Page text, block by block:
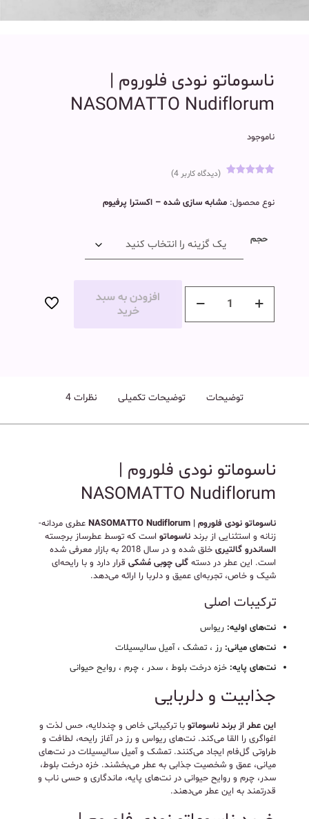
ناسوماتو نودی فلوروم |
NASOMATTO Nudiflorum
ناموجود
مشتری
(دیدگاه کاربر4
)
نوع محصول: مشابه سازی شده – اکسترا پرفیوم
حجم
افزودن به سبد
خرید
توضیحات توضیحات تکمیلی نظرات 4
ناسوماتو نودی فلوروم |
NASOMATTO Nudiflorum
ناسوماتو نودی فلوروم | NASOMATTO Nudiflorum
عطری مردانه-
زنانه و استثنایی از برندناسوماتو است که توسط عطرساز برجسته
الساندرو گالتیری
خلق شده و در سال 2018 به بازار معرفی شده
است. این عطر در دستهگلی چوبی مُشکی قرار دارد و با رایحه‌ای
شیک و خاص، تجربه‌ای عمیق و دلربا را ارائه می‌دهد.
ترکیبات اصلی
نت‌های اولیه: ریواس
نت‌های میانی: رز ، تمشک ، آمیل سالیسیلات
نت‌های پایه: خزه درخت بلوط ، سدر ، چرم ، روایح حیوانی
جذابیت و دلربایی
این عطر از برند ناسوماتو با ترکیباتی خاص و چندلایه، حس لذت و
اغواگری را القا می‌کند. نت‌های ریواس و رز در آغاز رایحه، لطافت و
طراوتی گل‌فام ایجاد می‌کنند. تمشک و آمیل سالیسیلات در نت‌های
میانی، عمق و شخصیت جذابی به عطر می‌بخشند. خزه درخت بلوط،
سدر، چرم و روایح حیوانی در نت‌های پایه، ماندگاری و حسی ناب و
قدرتمند به این عطر می‌دهند.